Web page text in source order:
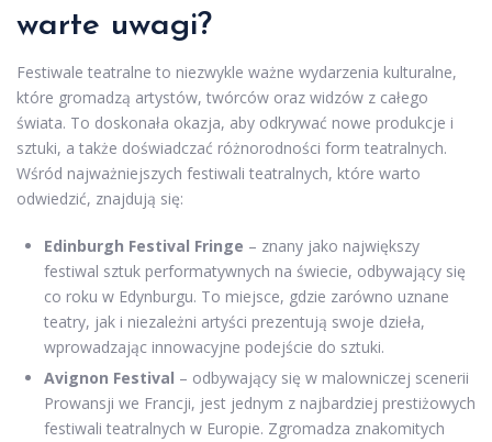
warte uwagi?
Festiwale teatralne to niezwykle ważne wydarzenia kulturalne,
które gromadzą artystów, twórców oraz widzów z całego
świata. To doskonała okazja, aby odkrywać nowe produkcje i
sztuki, a także doświadczać różnorodności form teatralnych.
Wśród najważniejszych festiwali teatralnych, które warto
odwiedzić, znajdują się:
Edinburgh Festival Fringe – znany jako największy
festiwal sztuk performatywnych na świecie, odbywający się
co roku w Edynburgu. To miejsce, gdzie zarówno uznane
teatry, jak i niezależni artyści prezentują swoje dzieła,
wprowadzając innowacyjne podejście do sztuki.
Avignon Festival – odbywający się w malowniczej scenerii
Prowansji we Francji, jest jednym z najbardziej prestiżowych
festiwali teatralnych w Europie. Zgromadza znakomitych